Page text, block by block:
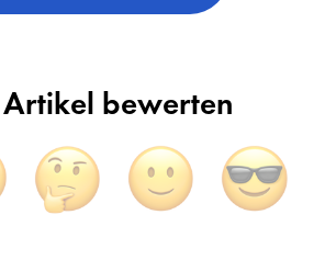
Artikel bewerten